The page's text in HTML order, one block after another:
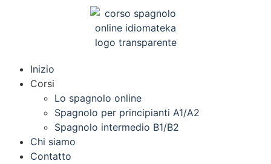
Inizio
Corsi
Lo spagnolo online
Spagnolo per principianti A1/A2
Spagnolo intermedio B1/B2
Chi siamo
Contatto